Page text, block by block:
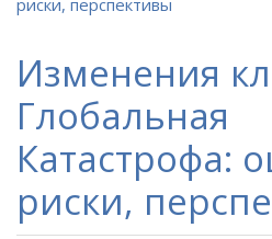
Изменения
Глобальная
Катастрофа:
риски,